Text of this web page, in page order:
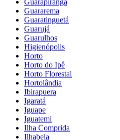
Guararema
Guaratinguetá
Guarujá
Guarulhos
Higienópolis
Horto
Horto do Ipê
Horto Florestal
Hortolândia
Ibirapuera
Igaratá
Iguape
Iguatemi
Ilha Comprida
Ilhabela